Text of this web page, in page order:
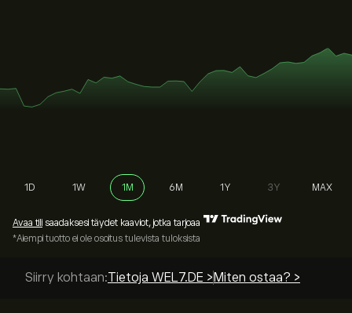
1D 1W 1M 6M 1Y 3Y MAX
Avaa tili saadaksesi täydet kaaviot, jotka tarjoaa
*Aiempi tuotto ei ole osoitus tulevista tuloksista
Siirry kohtaan:Tietoja WEL7.DE > Miten ostaa? >